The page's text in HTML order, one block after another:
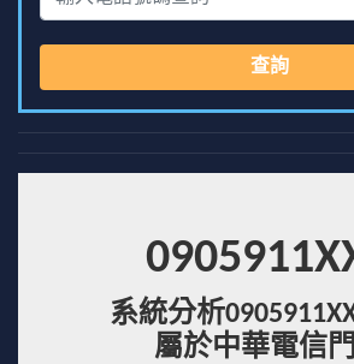
查詢
系統分析
屬於中華電信